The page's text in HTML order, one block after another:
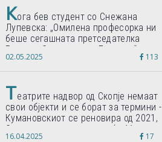
Кога бев студент со Снежана
Лупевска: „Омилена професорка ни
беше сегашната претседателка
Гордана Сиљановска-Давкова“
02.05.2025 113
Театрите надвор од Скопје немаат
свои објекти и се борат за термини -
Кумановскиот се реновира од 2021,
Струмичкиот се гради веќе 11 години
16.04.2025 17